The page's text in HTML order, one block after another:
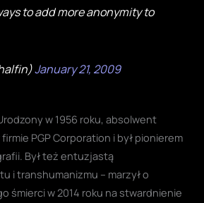
to add more anonymity to
January 21, 2009
w 1956 roku, absolwent
PGP Corporation i był pionierem
Był też entuzjastą
i transhumanizmu – marzył o
śmierci w 2014 roku na stwardnienie